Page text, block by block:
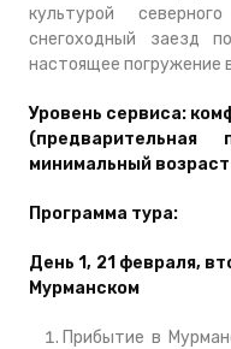
культурой
снегоходный заезд
настоящее погружение
Уровень сервиса:
(предварительная
минимальный возраст
Программа тура:
День 1, 21 февраля,
Мурманском
Прибытие в